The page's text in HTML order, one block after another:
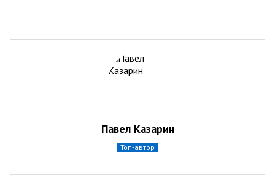
Павел Казарин
топ-автор